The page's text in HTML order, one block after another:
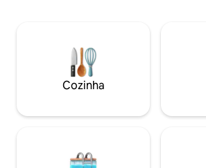
nadar, jogar bilhar, andar de bicicleta em
um caminho próximo, brincar no parque
ou simplesmente relaxar dentro de casa.
A escolha é sua!
Cozinha